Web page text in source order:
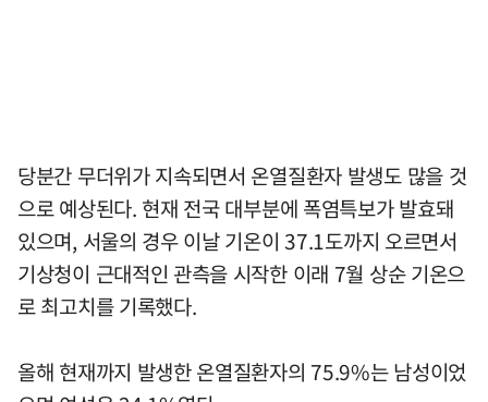
당분간 무더위가 지속되면서 온열질환자 발생도 많을 것
으로 예상된다. 현재 전국 대부분에 폭염특보가 발효돼
있으며, 서울의 경우 이날 기온이 37.1도까지 오르면서
기상청이 근대적인 관측을 시작한 이래 7월 상순 기온으
로 최고치를 기록했다.
올해 현재까지 발생한 온열질환자의 75.9%는 남성이었